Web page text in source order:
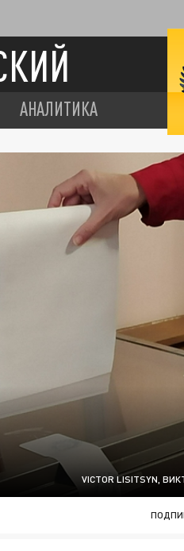
АНАЛИТИКА
VICTOR LISITSYN,